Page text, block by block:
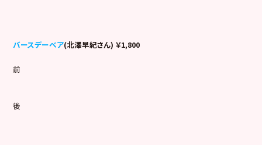
バースデーベア(北澤早紀さん) ￥1,800
前
後